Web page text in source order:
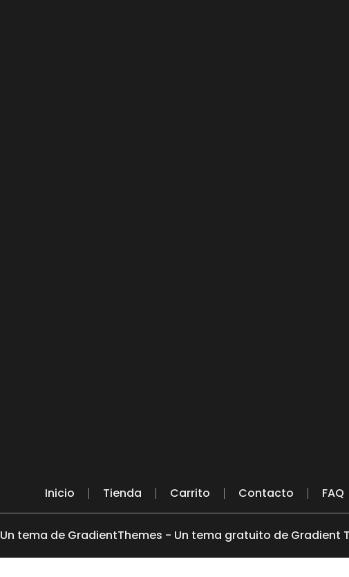
Inicio Tienda Carrito Contacto FAQ
Un tema de GradientThemes - Un tema gratuito de Gradient